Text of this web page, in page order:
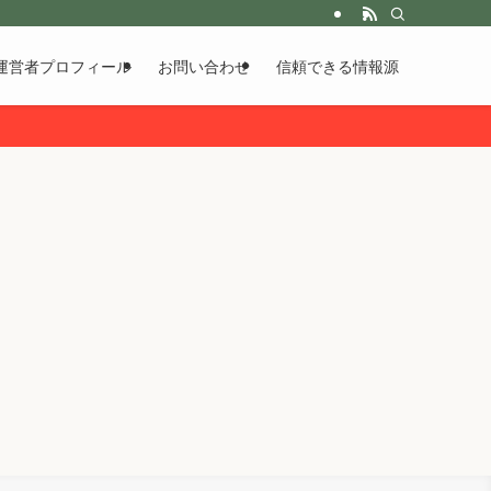
営者プロフィール お問い合わせ 信頼できる情報源